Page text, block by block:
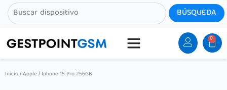
0
Inicio/Apple/ Iphone 15 Pro 256GB